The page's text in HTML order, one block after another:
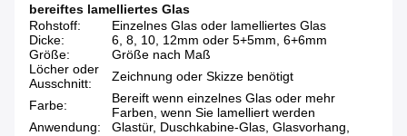
bereiftes lamelliertes Glas
Rohstoff:
Einzelnes Glas oder lamelliertes Glas
Dicke:
6, 8, 10, 12mm oder 5+5mm, 6+6mm
Größe:
Größe nach Maß
Löcher oder
Ausschnitt:
Zeichnung oder Skizze benötigt
Farbe:
Bereift wenn einzelnes Glas oder mehr
Farben, wenn Sie lamelliert werden
Anwendung:
Glastür, Duschkabine-Glas, Glasvorhang,